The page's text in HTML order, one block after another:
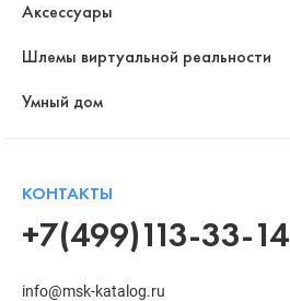
Аксессуары
Шлемы виртуальной реальности
Умный дом
КОНТАКТЫ
+7(499)113-33-14
info@msk-katalog.ru